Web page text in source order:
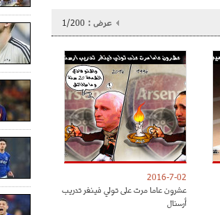
عرض : 1/200
2016-7-02
عشرون عاما مرت على تولي فينغر تدريب
أرسنال